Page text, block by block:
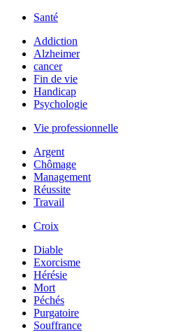
Santé
Addiction
Alzheimer
cancer
Fin de vie
Handicap
Psychologie
Vie professionnelle
Argent
Chômage
Management
Réussite
Travail
Croix
Diable
Exorcisme
Hérésie
Mort
Péchés
Purgatoire
Souffrance